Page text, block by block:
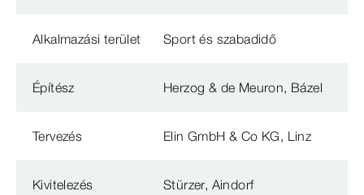
Alkalmazási terület Sport és szabadidő
Építész Herzog & de Meuron, Bázel
Tervezés Elin GmbH & Co KG, Linz
Kivitelezés Stürzer, Aindorf